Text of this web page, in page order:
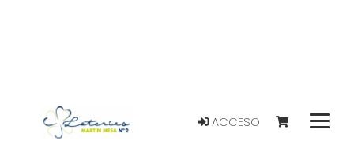
ACCESO